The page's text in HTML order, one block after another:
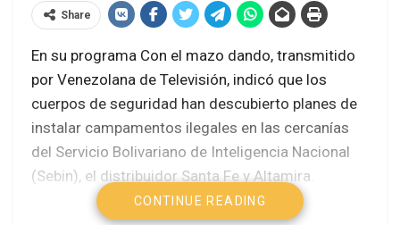
Share
En su programa Con el mazo dando, transmitido
por Venezolana de Televisión, indicó que los
cuerpos de seguridad han descubierto planes de
instalar campamentos ilegales en las cercanías
del Servicio Bolivariano de Inteligencia Nacional
(Sebin), el distribuidor Santa Fe y Altamira.
En mayo pasado se desmantelaron campamentos
CONTINUE READING